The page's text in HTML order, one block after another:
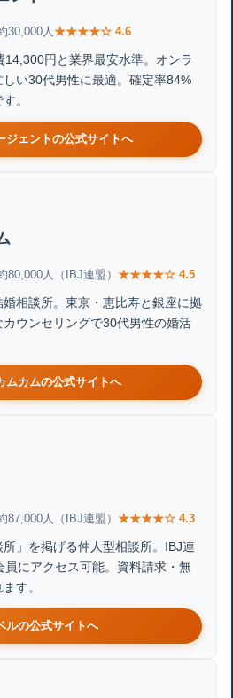
30,000人★★★★☆ 4.6
14,300円と業界最安水準。オンラ
い30代男性に最適。確定率84%
。
ジェントの公式サイトへ
80,000人（IBJ連盟） ★★★★☆ 4.5
相談所。東京・恵比寿と銀座に拠
ウンセリングで30代男性の婚活
ムカムの公式サイトへ
87,000人（IBJ連盟） ★★★★☆ 4.3
所」を掲げる仲人型相談所。IBJ連
にアクセス可能。資料請求・無
す。
ルの公式サイトへ